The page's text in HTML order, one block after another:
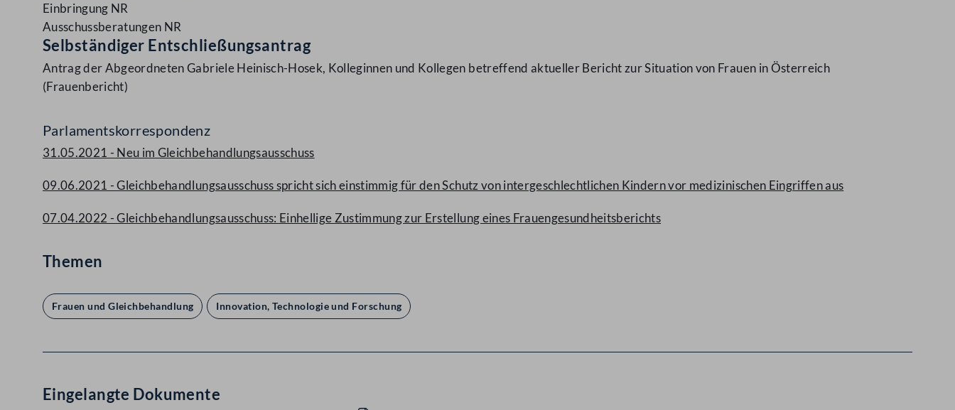
Einbringung NR
Ausschussberatungen NR
Selbständiger Entschließungsantrag
Antrag der Abgeordneten Gabriele Heinisch-Hosek, Kolleginnen und Kollegen betreffend aktueller Bericht zur Situation von Frauen in Österreich
(Frauenbericht)
Parlamentskorrespondenz
31.05.2021 - Neu im Gleichbehandlungsausschuss
09.06.2021 - Gleichbehandlungsausschuss spricht sich einstimmig für den Schutz von intergeschlechtlichen Kindern vor medizinischen Eingriffen aus
07.04.2022 - Gleichbehandlungsausschuss: Einhellige Zustimmung zur Erstellung eines Frauengesundheitsberichts
Themen
Frauen und Gleichbehandlung Innovation, Technologie und Forschung
Eingelangte Dokumente